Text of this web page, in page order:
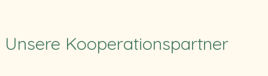
Unsere Kooperationspartner